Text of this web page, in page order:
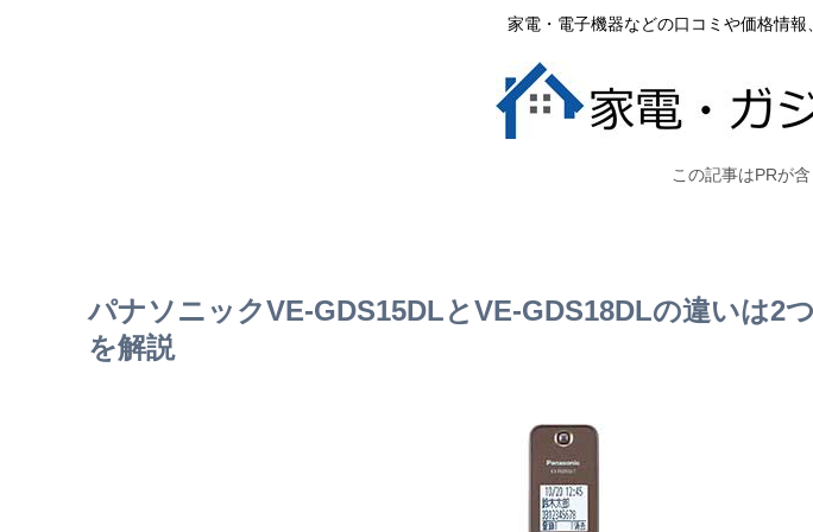
家電・電子機器などの口コミや価格情報
この記事はPRが含
パナソニックVE-GDS15DLとVE-GDS18DLの違いは2
を解説